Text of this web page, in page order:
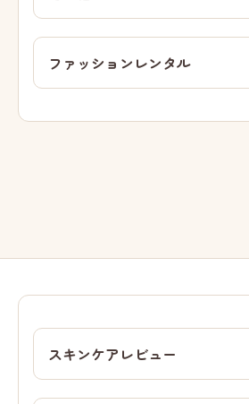
ファッションレンタル
スキンケアレビュー